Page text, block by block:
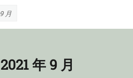
9 月
2021 年 9 月